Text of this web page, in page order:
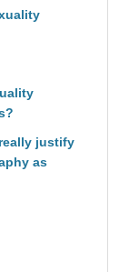
justify
as